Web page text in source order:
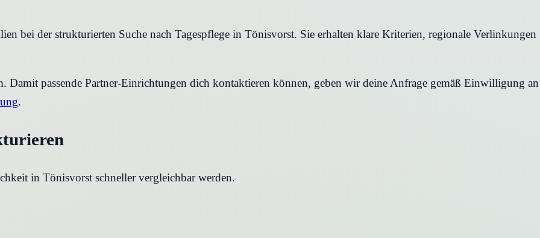
bei der strukturierten Suche nach Tagespflege in Tönisvorst. Sie erhalten klare Kriterien, regionale Verlinkungen
passende Partner-Einrichtungen dich kontaktieren können, geben wir deine Anfrage gemäß Einwilligung an
.
in Tönisvorst schneller vergleichbar werden.